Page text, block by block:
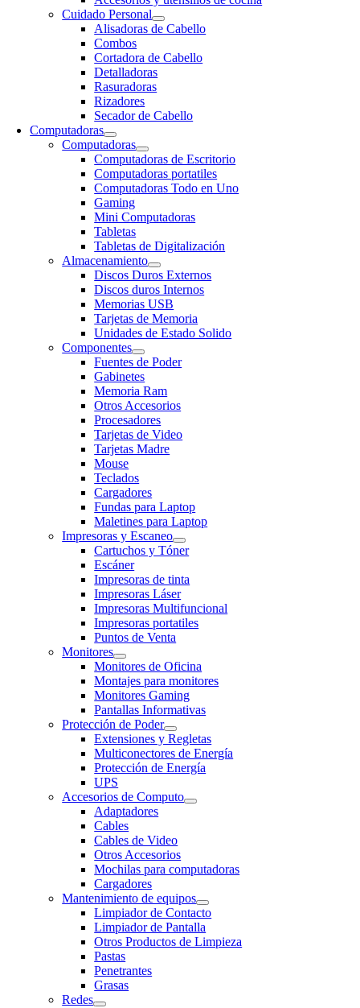
Cuidado Personal
Alisadoras de Cabello
Combos
Cortadora de Cabello
Detalladoras
Rasuradoras
Rizadores
Secador de Cabello
Computadoras
Computadoras
Computadoras de Escritorio
Computadoras portatiles
Computadoras Todo en Uno
Gaming
Mini Computadoras
Tabletas
Tabletas de Digitalización
Almacenamiento
Discos Duros Externos
Discos duros Internos
Memorias USB
Tarjetas de Memoria
Unidades de Estado Solido
Componentes
Fuentes de Poder
Gabinetes
Memoria Ram
Otros Accesorios
Procesadores
Tarjetas de Video
Tarjetas Madre
Mouse
Teclados
Cargadores
Fundas para Laptop
Maletines para Laptop
Impresoras y Escaneo
Cartuchos y Tóner
Escáner
Impresoras de tinta
Impresoras Láser
Impresoras Multifuncional
Impresoras portatiles
Puntos de Venta
Monitores
Monitores de Oficina
Montajes para monitores
Monitores Gaming
Pantallas Informativas
Protección de Poder
Extensiones y Regletas
Multiconectores de Energía
Protección de Energía
UPS
Accesorios de Computo
Adaptadores
Cables
Cables de Video
Otros Accesorios
Mochilas para computadoras
Cargadores
Mantenimiento de equipos
Limpiador de Contacto
Limpiador de Pantalla
Otros Productos de Limpieza
Pastas
Penetrantes
Grasas
Redes